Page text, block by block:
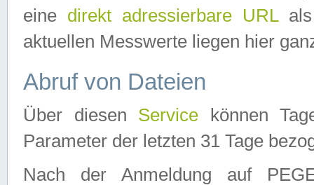
eine direkt adressierbare URLals
aktuellen Messwerte liegen hier
Abruf von Dateien
Über diesen Service können
Parameter der letzten 31 Tage
Nach der Anmeldung auf